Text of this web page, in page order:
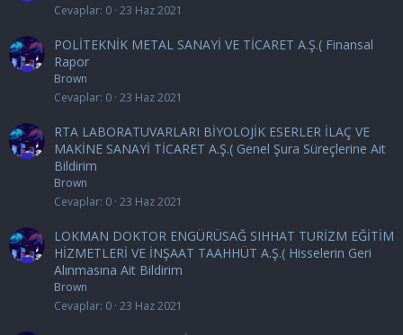
Cevaplar 0 23 Haz 2021
POLİTEKNİK METAL SANAYİ VE TİCARET A.Ş.( Finansal
Rapor
Brown
Cevaplar 0 23 Haz 2021
RTA LABORATUVARLARI BİYOLOJİK ESERLER İLAÇ VE
MAKİNE SANAYİ TİCARET A.Ş.( Genel Şura Süreçlerine Ait
Bildirim
Brown
Cevaplar 0 23 Haz 2021
LOKMAN DOKTOR ENGÜRÜSAĞ SIHHAT TURİZM EĞİTİM
HİZMETLERİ VE İNŞAAT TAAHHÜT A.Ş.( Hisselerin Geri
Alınmasına Ait Bildirim
Brown
Cevaplar 0 23 Haz 2021